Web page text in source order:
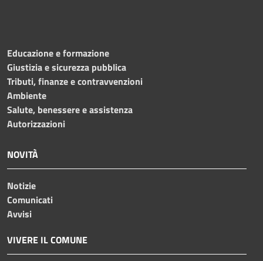
Educazione e formazione
Giustizia e sicurezza pubblica
Tributi, finanze e contravvenzioni
Ambiente
Salute, benessere e assistenza
Autorizzazioni
NOVITÀ
Notizie
Comunicati
Avvisi
VIVERE IL COMUNE